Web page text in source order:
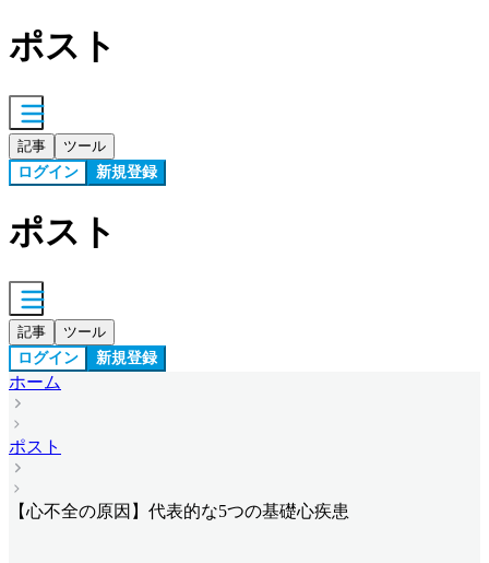
ポスト
記事 ツール
ログイン 新規登録
ポスト
記事 ツール
ログイン 新規登録
ホーム
ポスト
【心不全の原因】代表的な5つの基礎心疾患